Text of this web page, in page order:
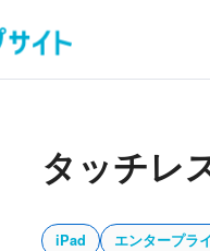
タッチレ
iPad エンタープラ